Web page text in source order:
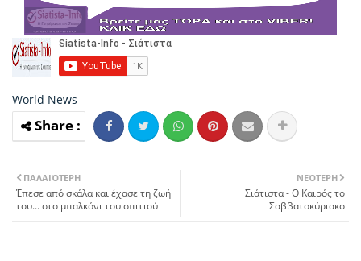
World News
ΝΕΌΤΕΡΗ
Σιάτιστα - Ο Καιρός το
Σαββατοκύριακο
ΠΑΛΑΙΌΤΕΡΗ
Έπεσε από σκάλα και έχασε τη ζωή
του... στο μπαλκόνι του σπιτιού